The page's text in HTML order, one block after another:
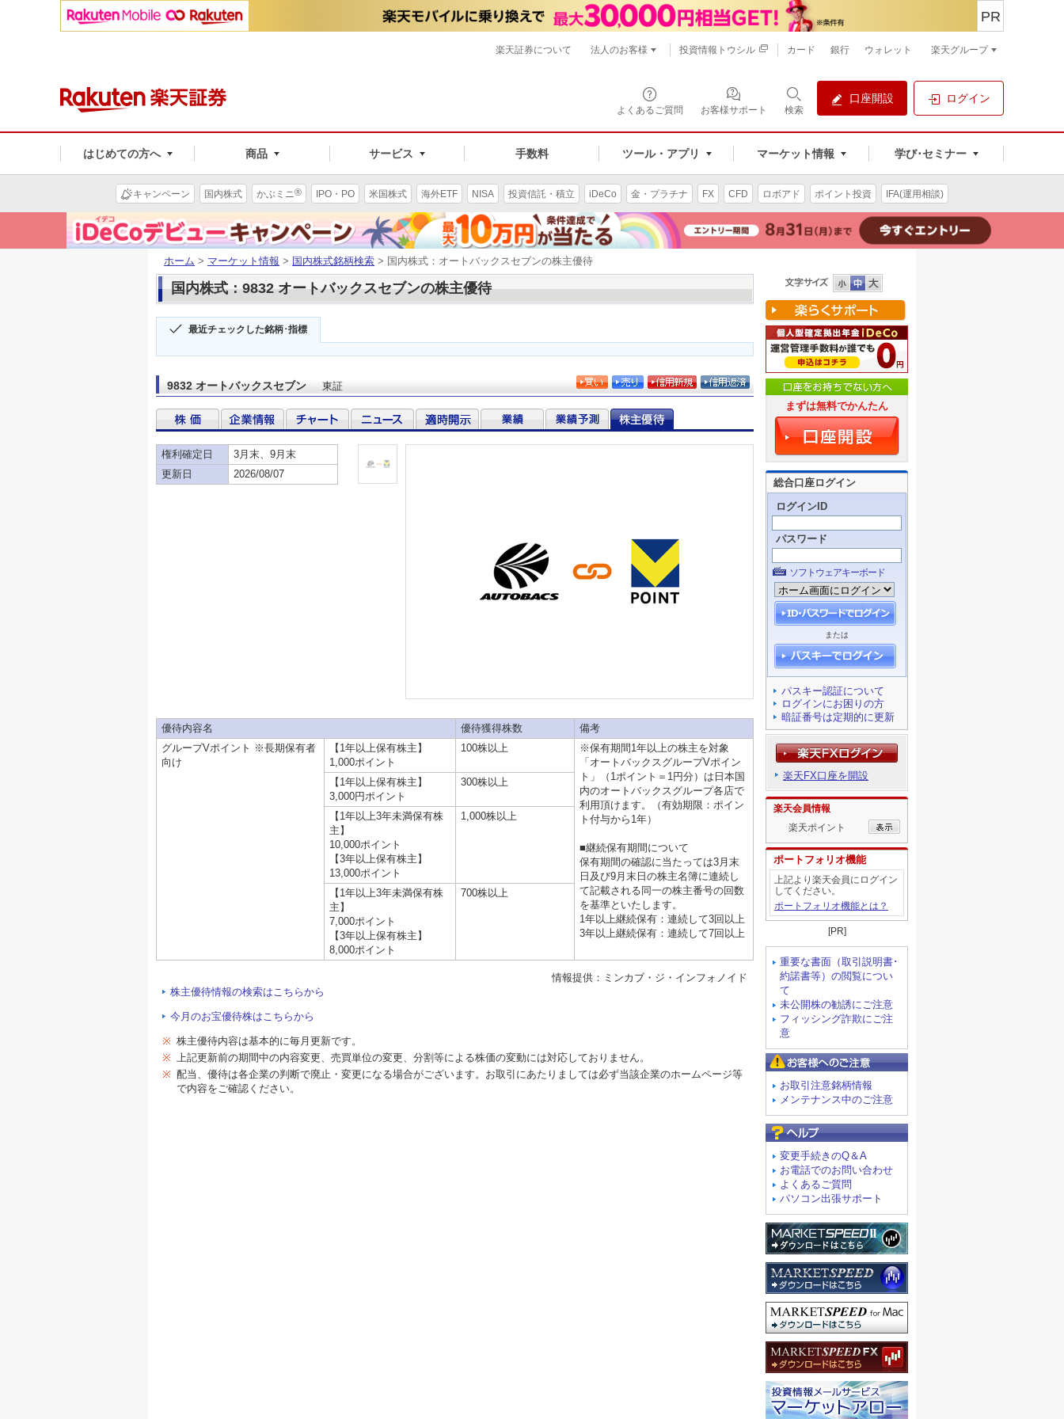
よくあるご質問 お客様サポート 検索
口座開設 ログイン
はじめての方へ 商品 サービス 手数料 ツール・アプリ マーケット情報 学び･セミナー
PR
楽天証券について 法人のお客様 投資情報トウシル カード 銀行 ウォレット 楽天グループ
キャンペーン 国内株式 かぶミニ® IPO・PO 米国株式 海外ETF NISA 投資信託・積立 iDeCo 金・プラチナ FX CFD ロボアド ポイント投資 IFA(運用相談)
ホーム > マーケット情報 > 国内株式銘柄検索 > 国内株式：オートバックスセブンの株主優待
国内株式：9832 オートバックスセブンの株主優待
最近チェックした銘柄･指標
9832 オートバックスセブン 東証
権利確定日
3月末、9月末
更新日
2026/08/07
優待内容名 優待獲得株数
備考
グループVポイント ※長期保有者
向け
【1年以上保有株主】
1,000ポイント
100株以上
※保有期間1年以上の株主を対象
「オートバックスグループVポイン
ト」（1ポイント＝1円分）は日本国
内のオートバックスグループ各店で
利用頂けます。（有効期限：ポイン
ト付与から1年）
■継続保有期間について
保有期間の確認に当たっては3月末
日及び9月末日の株主名簿に連続し
て記載される同一の株主番号の回数
を基準といたします。
1年以上継続保有：連続して3回以上
3年以上継続保有：連続して7回以上
【1年以上保有株主】
3,000円ポイント
300株以上
【1年以上3年未満保有株
主】
10,000ポイント
【3年以上保有株主】
13,000ポイント
1,000株以上
【1年以上3年未満保有株
主】
7,000ポイント
【3年以上保有株主】
8,000ポイント
700株以上
情報提供：ミンカブ・ジ・インフォノイド
株主優待情報の検索はこちらから
今月のお宝優待株はこちらから
※ 株主優待内容は基本的に毎月更新です。
※ 上記更新前の期間中の内容変更、売買単位の変更、分割等による株価の変動には対応しておりません。
※ 配当、優待は各企業の判断で廃止・変更になる場合がございます。お取引にあたりましては必ず当該企業のホームページ等
で内容をご確認ください。
まずは無料でかんたん
総合口座ログイン
ログインID
パスワード
ソフトウェアキーボード
または
パスキー認証について
ログインにお困りの方
暗証番号は定期的に更新
楽天FX口座を開設
楽天会員情報
楽天ポイント
ポートフォリオ機能
上記より楽天会員にログイン
してください。
ポートフォリオ機能とは？
[PR]
重要な書面（取引説明書･
約諾書等）の閲覧につい
て
未公開株の勧誘にご注意
フィッシング詐欺にご注
意
お取引注意銘柄情報
メンテナンス中のご注意
変更手続きのQ＆A
お電話でのお問い合わせ
よくあるご質問
パソコン出張サポート